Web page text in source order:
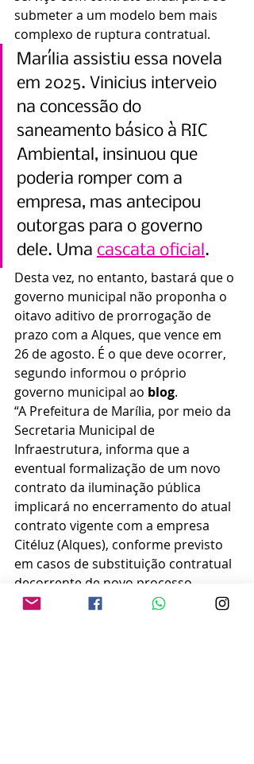
submeter a um modelo bem mais
complexo de ruptura contratual.
Marília assistiu essa novela
em 2025. Vinicius interveio
na concessão do
saneamento básico à RIC
Ambiental, insinuou que
poderia romper com a
empresa, mas antecipou
outorgas para o governo
dele. Uma cascata oficial.
Desta vez, no entanto, bastará que o
governo municipal não proponha o
oitavo aditivo de prorrogação de
prazo com a Alques, que vence em
26 de agosto. É o que deve ocorrer,
segundo informou o próprio
governo municipal ao blog.
“A Prefeitura de Marília, por meio da
Secretaria Municipal de
Infraestrutura, informa que a
eventual formalização de um novo
contrato da iluminação pública
implicará no encerramento do atual
contrato vigente com a empresa
Citéluz (Alques), conforme previsto
em casos de substituição contratual
decorrente de novo processo
licitatório”, informou.